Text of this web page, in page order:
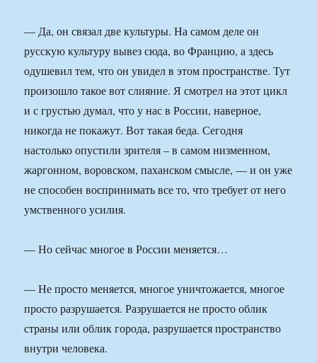
— Да, он связал две культуры. На самом деле он
русскую культуру вывез сюда, во Францию, а здесь
одушевил тем, что он увидел в этом пространстве. Тут
произошло такое вот слияние. Я смотрел на этот цикл
и с грустью думал, что у нас в России, наверное,
никогда не покажут. Вот такая беда. Сегодня
настолько опустили зрителя – в самом низменном,
жаргонном, воровском, паханском смысле, — и он уже
не способен воспринимать все то, что требует от него
умственного усилия.
— Но сейчас многое в России меняется…
— Не просто меняется, многое уничтожается, многое
просто разрушается. Разрушается не просто облик
страны или облик города, разрушается пространство
внутри человека.